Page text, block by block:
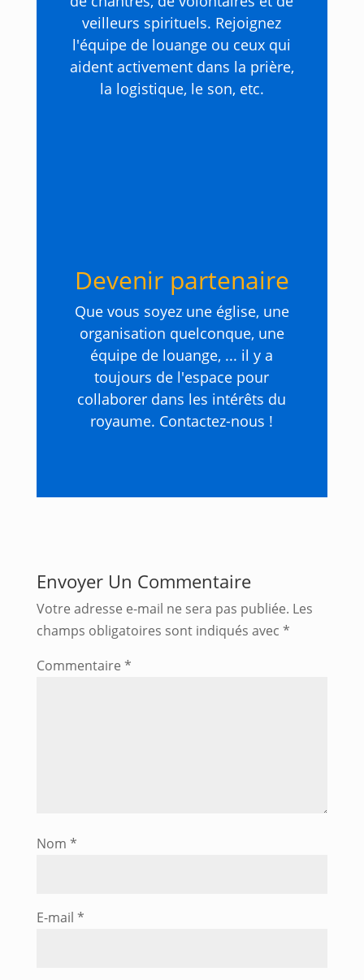
veilleurs spirituels. Rejoignez
l'équipe de louange ou ceux qui
aident activement dans la prière,
la logistique, le son, etc.
Devenir partenaire
Que vous soyez une église, une
organisation quelconque, une
équipe de louange, ... il y a
toujours de l'espace pour
collaborer dans les intérêts du
royaume. Contactez-nous !
Envoyer Un Commentaire
Votre adresse e-mail ne sera pas publiée. Les
champs obligatoires sont indiqués avec *
Commentaire *
Nom *
E-mail *